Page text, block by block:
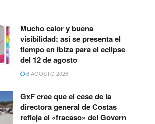
Mucho calor y buena
visibilidad: así se presenta el
tiempo en Ibiza para el eclipse
del 12 de agosto
8 AGOSTO 2026
GxF cree que el cese de la
directora general de Costas
refleja el «fracaso» del Govern